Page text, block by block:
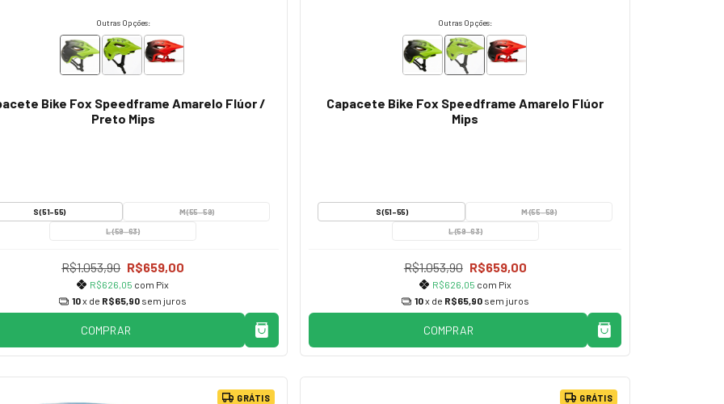
Outras Opções:
Bike Fox Speedframe Amarelo Flúor /
Preto Mips
S (51-55)
M (55-59)
L (59-63)
R$1.053,90 R$659,00
R$626,05 com Pix
10x de R$65,90 sem juros
COMPRAR
Outras Opções:
Capacete Bike Fox Speedframe Amarelo Flúor
Mips
S (51-55)
M (55-59)
L (59-63)
R$1.053,90 R$659,00
R$626,05 com Pix
10x de R$65,90 sem juros
COMPRAR
GRÁTIS GRÁTIS